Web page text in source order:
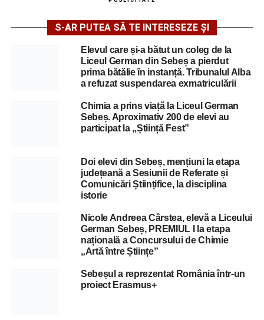
S-AR PUTEA SĂ TE INTERESEZE ȘI
Elevul care și-a bătut un coleg de la
Liceul German din Sebeș a pierdut
prima bătălie în instanță. Tribunalul Alba
a refuzat suspendarea exmatriculării
Chimia a prins viață la Liceul German
Sebeș. Aproximativ 200 de elevi au
participat la „Știință Fest”
Doi elevi din Sebeș, mențiuni la etapa
județeană a Sesiunii de Referate și
Comunicări Științifice, la disciplina
istorie
Nicole Andreea Cârstea, elevă a Liceului
German Sebeș, PREMIUL I la etapa
națională a Concursului de Chimie
„Artă între Științe”
Sebeșul a reprezentat România într-un
proiect Erasmus+